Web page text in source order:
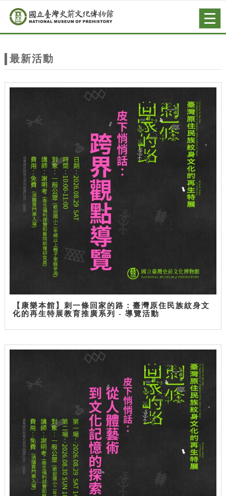
站
主
跳到主要內容
網站導覽
最新活動
【康樂本館】刺一條回家的路：臺灣原住民族紋身文
化的再生特展教育推廣系列 - 導覽活動